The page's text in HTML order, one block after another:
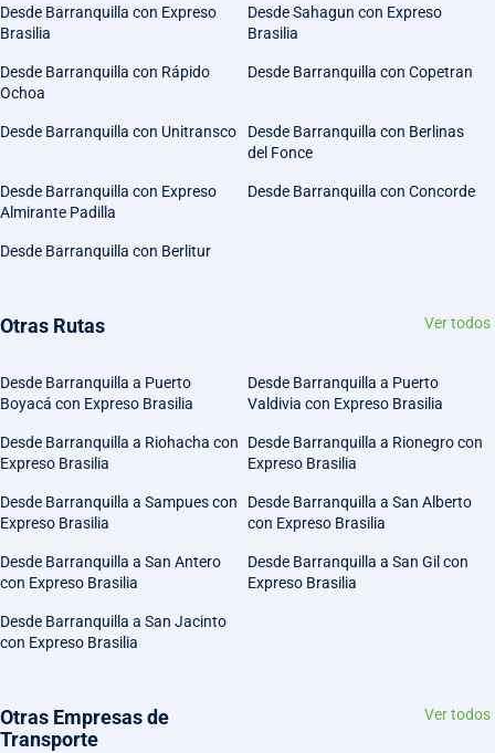
Desde Barranquilla con Expreso
Brasilia
Desde Sahagun con Expreso
Brasilia
Desde Barranquilla con Rápido
Ochoa
Desde Barranquilla con Copetran
Desde Barranquilla con Unitransco
Desde Barranquilla con Berlinas
del Fonce
Desde Barranquilla con Expreso
Almirante Padilla
Desde Barranquilla con Concorde
Desde Barranquilla con Berlitur
Otras Rutas Ver todos
Desde Barranquilla a Puerto
Boyacá con Expreso Brasilia
Desde Barranquilla a Puerto
Valdivia con Expreso Brasilia
Desde Barranquilla a Riohacha con
Expreso Brasilia
Desde Barranquilla a Rionegro con
Expreso Brasilia
Desde Barranquilla a Sampues con
Expreso Brasilia
Desde Barranquilla a San Alberto
con Expreso Brasilia
Desde Barranquilla a San Antero
con Expreso Brasilia
Desde Barranquilla a San Gil con
Expreso Brasilia
Desde Barranquilla a San Jacinto
con Expreso Brasilia
Otras Empresas de
Transporte
Ver todos